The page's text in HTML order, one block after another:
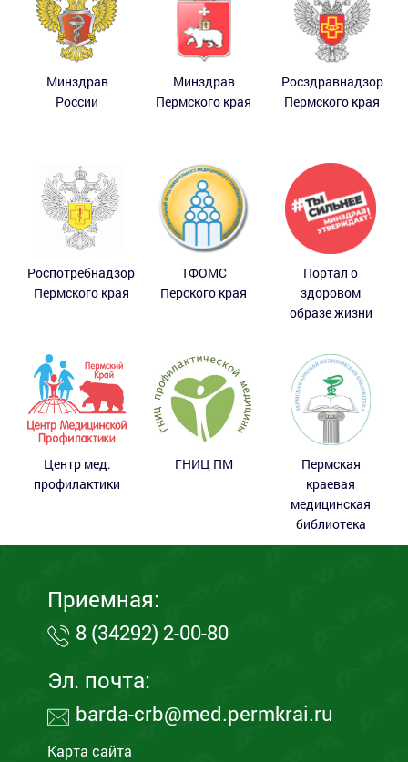
Минздрав
России
Минздрав
Пермского края
Росздравнадзор
Пермского края
Роспотребнадзор
Пермского края
ТФОМС
Перского края
Портал о
здоровом
образе жизни
Центр мед.
профилактики
ГНИЦ ПМ
Пермская
краевая
медицинская
библиотека
Приемная:
8 (34292) 2-00-80
Эл. почта:
barda-crb@med.permkrai.ru
Карта сайта